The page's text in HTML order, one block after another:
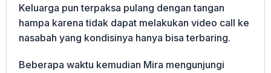
Keluarga pun terpaksa pulang dengan tangan
hampa karena tidak dapat melakukan video call ke
nasabah yang kondisinya hanya bisa terbaring.
Beberapa waktu kemudian Mira mengunjungi